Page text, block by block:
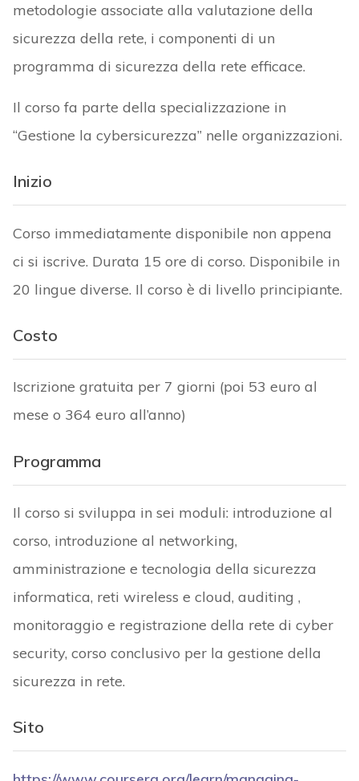
metodologie associate alla valutazione della
sicurezza della rete, i componenti di un
programma di sicurezza della rete efficace.
Il corso fa parte della specializzazione in
“Gestione la cybersicurezza” nelle organizzazioni.
Inizio
Corso immediatamente disponibile non appena
ci si iscrive. Durata 15 ore di corso. Disponibile in
20 lingue diverse. Il corso è di livello principiante.
Costo
Iscrizione gratuita per 7 giorni (poi 53 euro al
mese o 364 euro all’anno)
Programma
Il corso si sviluppa in sei moduli: introduzione al
corso, introduzione al networking,
amministrazione e tecnologia della sicurezza
informatica, reti wireless e cloud, auditing ,
monitoraggio e registrazione della rete di cyber
security, corso conclusivo per la gestione della
sicurezza in rete.
Sito